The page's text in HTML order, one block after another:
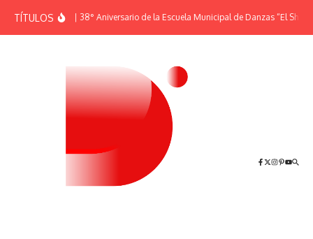
TÍTULOS
EFEMÉRIDES | 38° Aniversario de la Escuela Municipal de Danzas “El